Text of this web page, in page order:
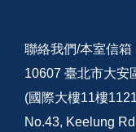
聯絡我們/本室信箱
10607 臺北市大安
(國際大樓11樓
No.43, Keelung